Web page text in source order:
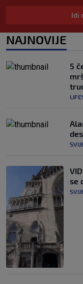
Iz
Idi
NAJNOVIJE
5
se